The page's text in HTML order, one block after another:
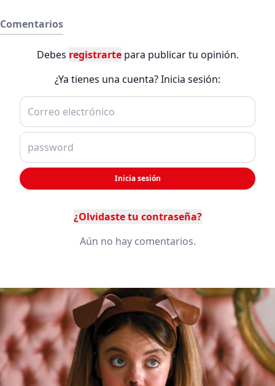
Comentarios
Debes registrartepara publicar tu opinión.
¿Ya tienes una cuenta? Inicia sesión:
Inicia sesión
¿Olvidaste tu contraseña?
Aún no hay comentarios.